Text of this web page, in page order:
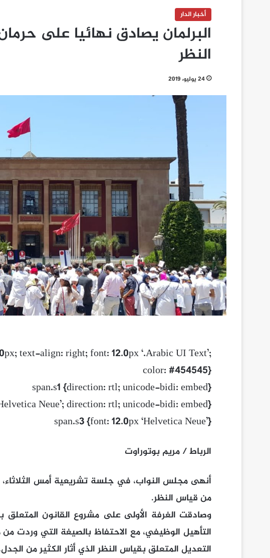
أخبار الدار
البرلمان يصادق نهائيا على
النظر
24 يوليو، 2019
text-align: right; font: 12.0px ‘.Arabic UI Text’;
color: #454545}
span.s1 {direction: rtl; unicode-bidi: embed}
Neue’; direction: rtl; unicode-bidi: embed}
span.s3 {font: 12.0px ‘Helvetica Neue’}
الرباط/ مريم بوتوراوت
أنهى مجلس النواب، في جلسة تشريعية أمس الثلاثاء،
من قياس النظر.
وصادقت الغرفة الأولى على مشروع القانون المتعلق
التأهيل الوظيفي، مع الاحتفاظ بالصيغة التي وردت
التعديل المتعلق بقياس النظر الذي أثار الكثير من